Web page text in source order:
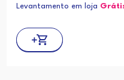
Levantamento em loja